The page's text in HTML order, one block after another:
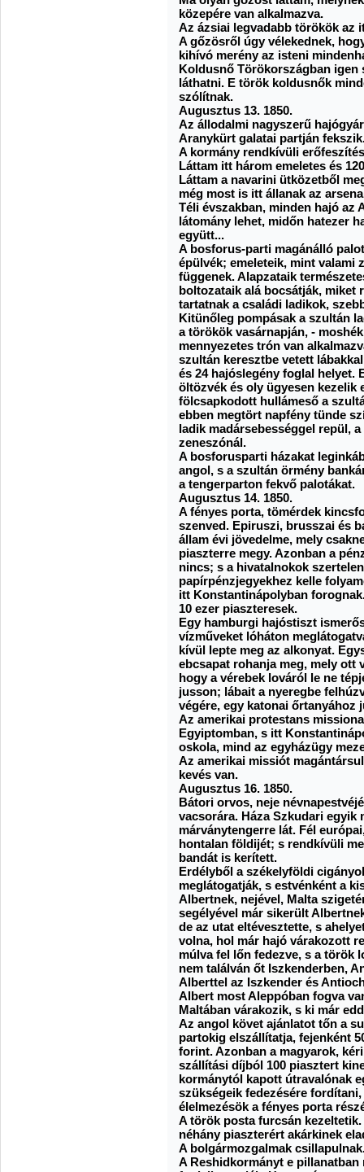
közepére van alkalmazva.
Az ázsiai legvadabb törökök az
A gőzösről úgy vélekednek,
kihívó merény az isteni
Koldusnő Törökországban igen
láthatni. E török koldusnők
szólítnak.
Augusztus 13. 1850.
Az állodalmi nagyszerű
Aranykürt galatai partján
A kormány rendkívüli
Láttam itt három emeletes és
Láttam a navarini ütközetből
még most is itt állanak az
Téli évszakban, minden hajó az
látomány lehet, midőn hatezer
együtt...
A bosforus-parti magánálló
épülvék; emeleteik, mint valami
függenek. Alapzataik
boltozataik alá bocsátják, miket
tartatnak a családi ladikok,
Kitünőleg pompásak a szultán
a törökök vasárnapján, -
mennyezetes trón van
szultán keresztbe vetett
és 24 hajóslegény foglal helyet.
öltözvék és oly ügyesen kezelik
fölcsapkodott hullámeső a
ebben megtört napfény tünde
ladik madársebességgel repül,
zeneszónál.
A bosforusparti házakat
angol, s a szultán örmény
a tengerparton fekvő palotákat.
Augusztus 14. 1850.
A fényes porta, tömérdek
szenved. Epiruszi, brusszai és
állam évi jövedelme, mely
piaszterre megy. Azonban a
nincs; s a hivatalnokok
papírpénzjegyekhez kelle
itt Konstantinápolyban
10 ezer piaszteresek.
Egy hamburgi hajóstiszt
vízműveket lóháton
kívül lepte meg az alkonyat.
ebcsapat rohanja meg, mely ott
hogy a vérebek lováról le ne
jusson; lábait a nyeregbe
végére, egy katonai őrtanyához
Az amerikai protestans
Egyiptomban, s itt
oskola, mind az egyházügy
Az amerikai missiót
kevés van.
Augusztus 16. 1850.
Bátori orvos, neje
vacsorára. Háza Szkudari egyik
márványtengerre lát. Fél
hontalan földijét; s rendkívüli
bandát is kerített.
Erdélyből a székelyföldi
meglátogatják, s estvénként a
Albertnek, nejével, Malta
segélyével már sikerült
de az utat eltévesztette, s
volna, hol már hajó várakozott
múlva fel lőn fedezve, s a török
nem találván őt Iszkenderben,
Alberttel az Iszkender és
Albert most Aleppóban fogva
Maltában várakozik, s ki már
Az angol követ ajánlatot tőn a
partokig elszállítatja, fejenként
forint. Azonban a magyarok,
szállítási díjból 100 piasztert
kormánytól kapott útravalónak
szükségeik fedezésére
élelmezésök a fényes porta
A török posta furcsán
néhány piaszterért akárkinek
A bolgármozgalmak
A Reshidkormányt e